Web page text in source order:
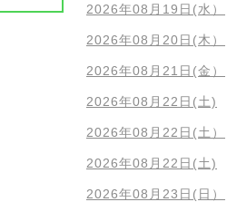
2026年08月19日(水）
2026年08月20日(木）
2026年08月21日(金）
2026年08月22日(土)
2026年08月22日(土）
2026年08月22日(土)
2026年08月23日(日）